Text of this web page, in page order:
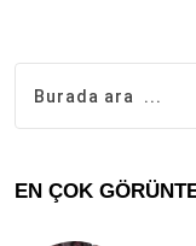
EN ÇOK